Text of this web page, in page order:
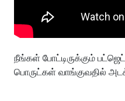
நீங்கள் போட்டிருக்கும்
பொருட்கள் வாங்குவதில்